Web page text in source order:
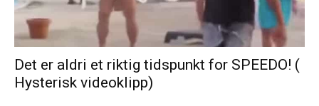
Det er aldri et riktig tidspunkt for SPEEDO! (
Hysterisk videoklipp)